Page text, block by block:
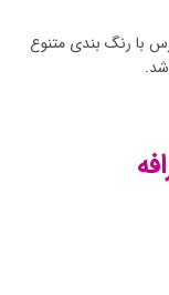
با رنگ بندی متنوع